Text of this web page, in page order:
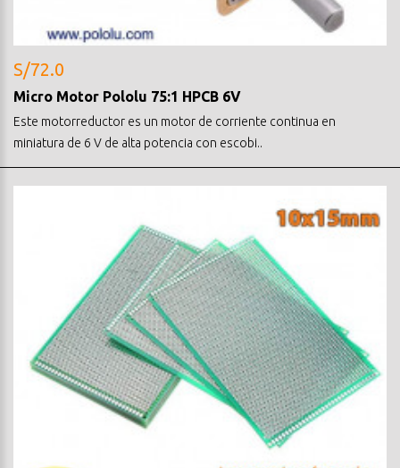
S/72.0
Micro Motor Pololu 75:1 HPCB 6V
Este motorreductor es un motor de corriente continua en
miniatura de 6 V de alta potencia con escobi..